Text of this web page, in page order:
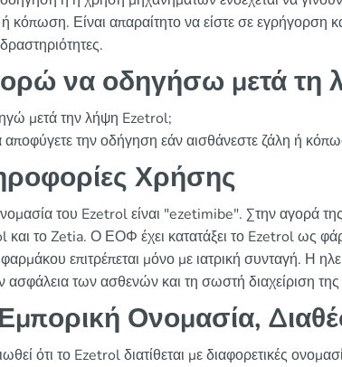
κόπωση. Είναι απαραίτητο να είστε σε εγρήγορση
να οδηγήσω μετά τη
μετά την λήψη Ezetrol;
αποφύγετε την οδήγηση εάν αισθάνεστε ζάλη ή
Χρήσης
του Ezetrol είναι "ezetimibe". Στην αγορά
και το Zetia. Ο ΕΟΦ έχει κατατάξει το Ezetrol ως
επιτρέπεται μόνο με ιατρική συνταγή. Η
ασφάλεια των ασθενών και τη σωστή διαχείριση
Ονομασία,
ότι το Ezetrol διατίθεται με διαφορετικές